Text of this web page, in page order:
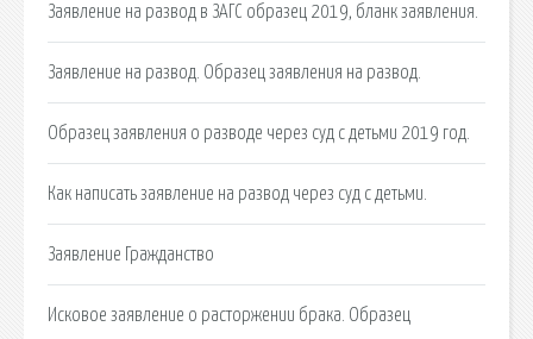
Заявление на развод в ЗАГС образец 2019, бланк заявления.
Заявление на развод. Образец заявления на развод.
Образец заявления о разводе через суд с детьми 2019 год.
Как написать заявление на развод через суд с детьми.
Заявление Гражданство
Исковое заявление о расторжении брака. Образец